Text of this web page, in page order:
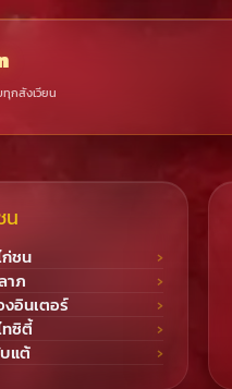
กสังเวียน
น
ก่ชน
าภ
งอินเตอร์
ทซิตี้
แต้